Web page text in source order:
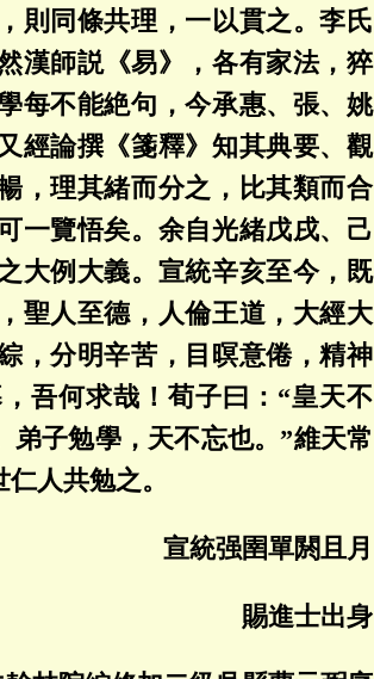
則同條共理，一以貫之。李氏
漢師説《易》，各有家法，猝
每不能絶句，今承惠、張、姚
經論撰《箋釋》知其典要、觀
，理其緒而分之，比其類而合
一覽悟矣。余自光緒戊戌、己
大例大義。宣統辛亥至今，既
聖人至德，人倫王道，大經大
，分明辛苦，目暝意倦，精神
吾何求哉！荀子曰：“皇天不
子勉學，天不忘也。”維天常
人共勉之。
宣統强圉單閼且月
賜進士出身